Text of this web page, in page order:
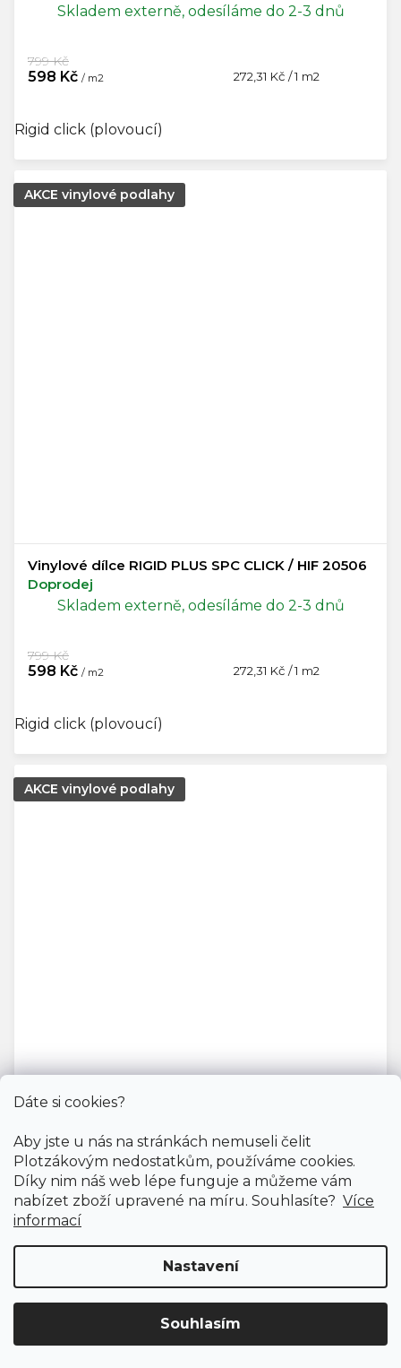
Dáte si cookies?
Aby jste u nás na stránkách nemuseli čelit
Plotzákovým nedostatkům, používáme cookies.
Díky nim náš web lépe funguje a můžeme vám
nabízet zboží upravené na míru. Souhlasíte? Více
informací
Nastavení
Souhlasím
Skladem externě, odesíláme do 2-3 dnů
598 Kč / m2
799 Kč
Měrná
272,31 Kč / 1 m2
Rigid click (plovoucí)
AKCE vinylové podlahy
Vinylové dílce RIGID PLUS SPC CLICK / HIF 20506
Doprodej
Skladem externě, odesíláme do 2-3 dnů
598 Kč / m2
799 Kč
Měrná
272,31 Kč / 1 m2
Rigid click (plovoucí)
AKCE vinylové podlahy
Vinylové dílce RIGID PLUS SPC CLICK / HIF 21102
Doprodej
Skladem externě, odesíláme do 2-3 dnů
799 Kč
Měrná
272,31 Kč / 1 m2
Rigid click (plovoucí)